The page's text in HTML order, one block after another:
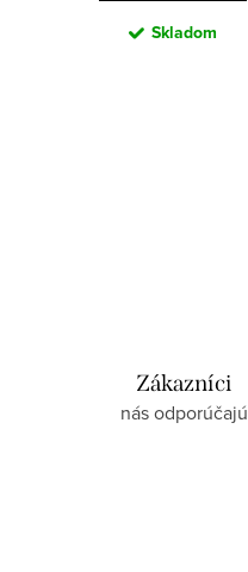
Skladom
Zákazníci
nás odporúčajú